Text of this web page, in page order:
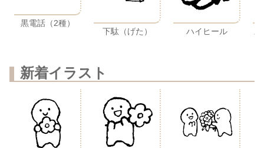
黒電話（2種）
下駄（げた）
ハイヒール
新着イラスト